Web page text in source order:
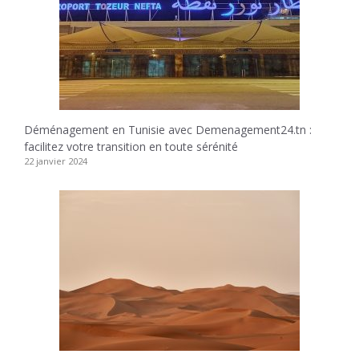
Déménagement en Tunisie avec Demenagement24.tn :
facilitez votre transition en toute sérénité
22 janvier 2024